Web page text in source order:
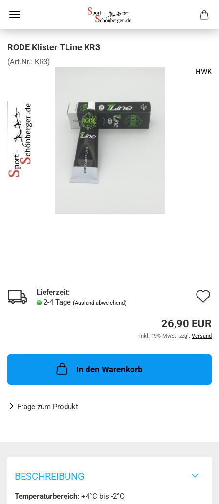
RODE Klister TLine KR3
(Art.Nr.: KR3)
HWK
Lieferzeit:
2-4 Tage (Ausland abweichend)
26,90 EUR
inkl. 19% MwSt. zzgl. Versand
In den Warenkorb
Frage zum Produkt
BESCHREIBUNG
Temperaturbereich: +4°C bis -2°C